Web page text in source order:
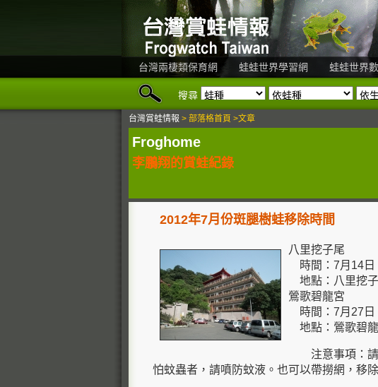
台灣兩棲類保育網 蛙蛙世界學習網 蛙蛙世界
搜尋
台灣賞蛙情報 > 部落格首頁 >文章
Froghome
李鵬翔的賞蛙紀錄
2012年7月份斑腿樹蛙移除時間
八里挖子尾
時間：7月14日
地點：八里挖
鶯歌碧龍宮
時間：7月27日
地點：鶯歌碧
注意事項：請
怕蚊蟲者，請噴防蚊液。也可以帶撈網，移